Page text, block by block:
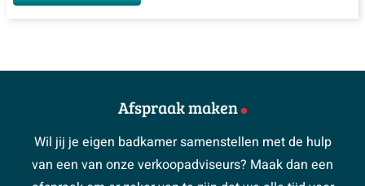
Afspraak maken
Wil jij je eigen badkamer samenstellen met de hulp
van een van onze verkoopadviseurs? Maak dan een